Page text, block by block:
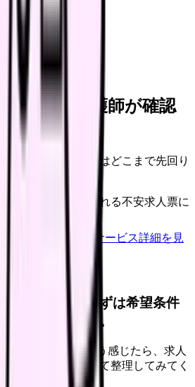
。
票を、看護師が確認
せます
、自院の求人票ではどこまで先回り
？
方 応募前に離脱される不安求人票に
積もりを依頼
サービス詳細を見
護師さんへ。まずは希望条件
比べられます。
いいのかな...」そう感じたら、求人
したい不安を分けて整理してみてく